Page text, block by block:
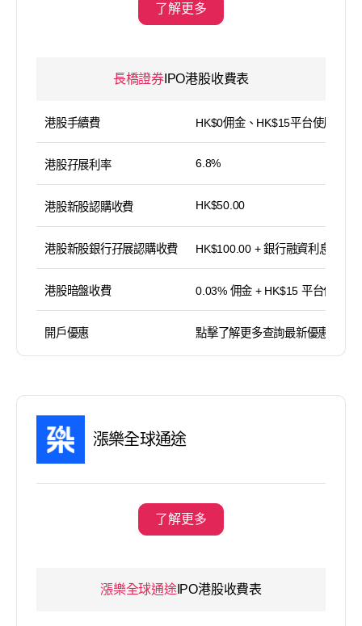
了解更多
長橋證券IPO港股收費表
港股手續費 HK$0佣金、HK$15平台使用費
港股孖展利率 6.8%
港股新股認購收費 HK$50.00
港股新股銀行孖展認購收費 HK$100.00 + 銀行融資利息
港股暗盤收費 0.03% 佣金 + HK$15 平台使用費
開戶優惠 點擊了解更多查詢最新優惠
漲樂全球通途
了解更多
漲樂全球通途IPO港股收費表